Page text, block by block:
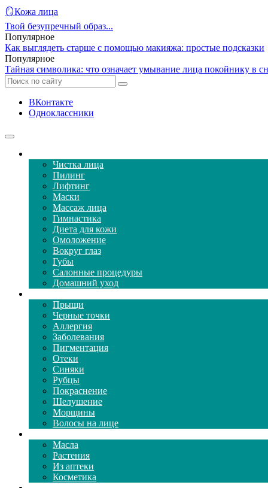
🪞Кожа лица
Твой безупречный образ...
Популярное
Как выглядеть старше с помощью макияжа: простые подсказки
Популярное
Тайная символика: что означает умывание лица покойнику в
ВКонтакте
Одноклассники
Чистка лица
Пилинг
Лифтинг
Маски
Массаж лица
Гимнастика
Диета для кожи
Омоложение
Вокруг глаз
Губы
Салонные процедуры
Домашний уход
Прыщи
Черные точки
Аллергия
Заболевания
Пигментация
Отеки
Синяки
Рубцы
Покраснение
Шелушение
Морщины
Волосы на лице
Масла
Растения
Из аптеки
Косметика